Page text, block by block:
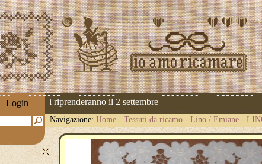
Login riprenderanno il 2 settembre
Navigazione: Home - Tessuti da ricamo - Lino / Emiane -